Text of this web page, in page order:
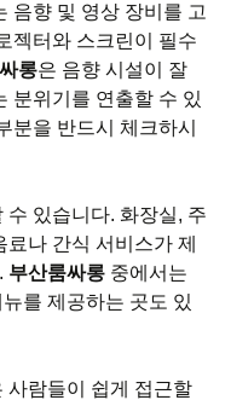
음향 및 영상 장비를 고
젝터와 스크린이 필수
롱은 음향 시설이 잘
분위기를 연출할 수 있
분을 반드시 체크하시
수 있습니다. 화장실, 주
나 간식 서비스가 제
부산룸싸롱 중에서는
를 제공하는 곳도 있
사람들이 쉽게 접근할